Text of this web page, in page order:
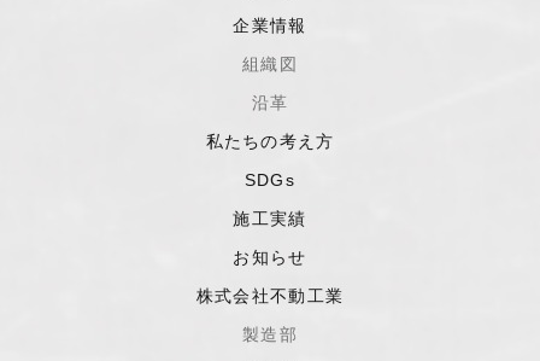
企業情報
組織図
沿革
私たちの考え方
SDGs
施工実績
お知らせ
株式会社不動工業
製造部